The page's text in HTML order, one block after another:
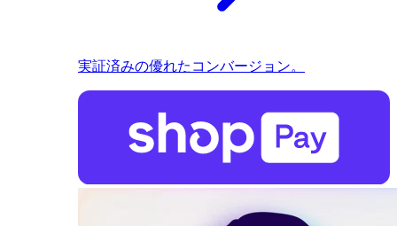
実証済みの優れたコンバージョン。